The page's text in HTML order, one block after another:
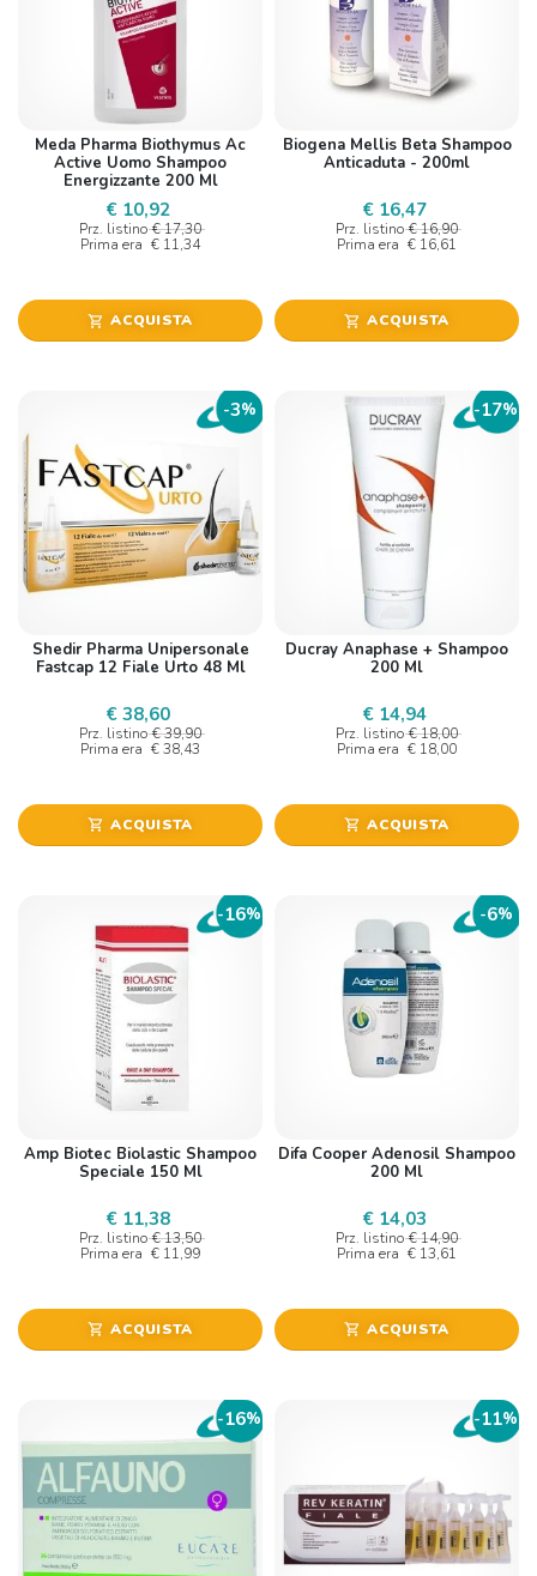
Meda Pharma Biothymus Ac
Active Uomo Shampoo
Energizzante 200 Ml
€ 10,92
Prz. listino € 17,30
Prima era € 11,34
shopping_cart ACQUISTA
Biogena Mellis Beta Shampoo
Anticaduta - 200ml
€ 16,47
Prz. listino € 16,90
Prima era € 16,61
shopping_cart ACQUISTA
-3%
Shedir Pharma Unipersonale
Fastcap 12 Fiale Urto 48 Ml
€ 38,60
Prz. listino € 39,90
Prima era € 38,43
shopping_cart ACQUISTA
-17%
Ducray Anaphase + Shampoo
200 Ml
€ 14,94
Prz. listino € 18,00
Prima era € 18,00
shopping_cart ACQUISTA
-16%
Amp Biotec Biolastic Shampoo
Speciale 150 Ml
€ 11,38
Prz. listino € 13,50
Prima era € 11,99
shopping_cart ACQUISTA
-6%
Difa Cooper Adenosil Shampoo
200 Ml
€ 14,03
Prz. listino € 14,90
Prima era € 13,61
shopping_cart ACQUISTA
-16% -11%